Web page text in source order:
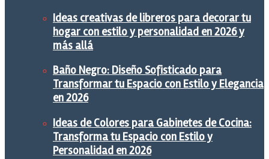
Ideas creativas de libreros para decorar tu
hogar con estilo y personalidad en 2026 y
más allá
Baño Negro: Diseño Sofisticado para
Transformar tu Espacio con Estilo y Elegancia
en 2026
Ideas de Colores para Gabinetes de Cocina:
Transforma tu Espacio con Estilo y
Personalidad en 2026